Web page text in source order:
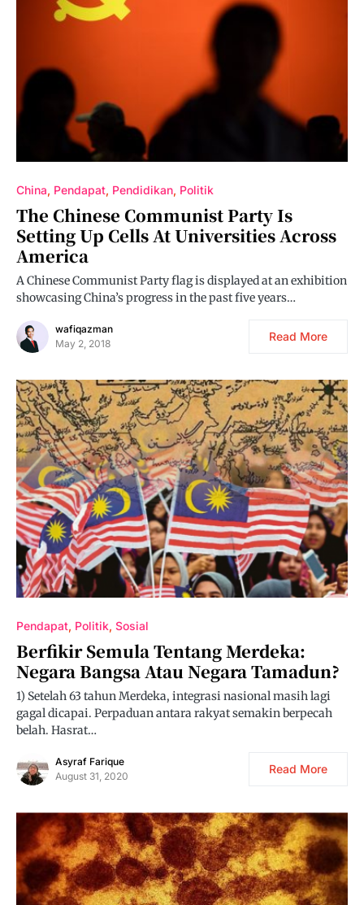
China Pendapat Pendidikan Politik
The Chinese Communist Party Is
Setting Up Cells At Universities Across
America
A Chinese Communist Party flag is displayed at an exhibition
showcasing China’s progress in the past five years…
wafiqazman
May 2, 2018
Read More
Pendapat Politik Sosial
Berfikir Semula Tentang Merdeka:
Negara Bangsa Atau Negara Tamadun?
1) Setelah 63 tahun Merdeka, integrasi nasional masih lagi
gagal dicapai. Perpaduan antara rakyat semakin berpecah
belah. Hasrat…
Asyraf Farique
August 31, 2020
Read More